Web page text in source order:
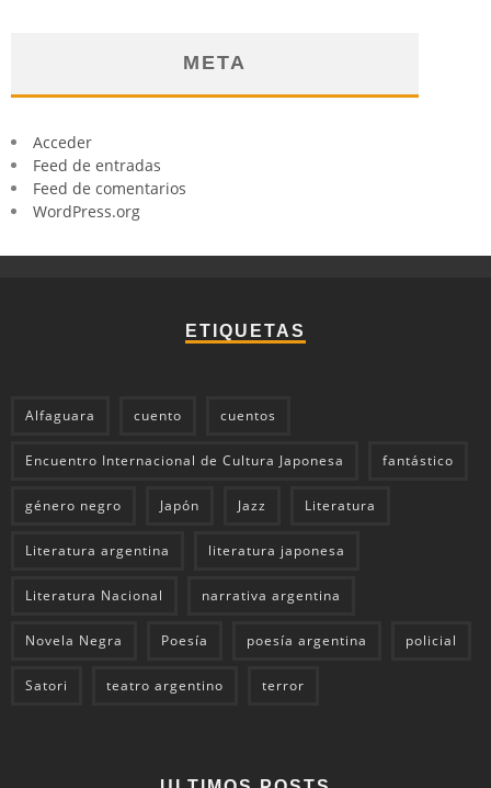
META
Acceder
Feed de entradas
Feed de comentarios
WordPress.org
ETIQUETAS
Alfaguara cuento cuentos
Encuentro Internacional de Cultura Japonesa fantástico
género negro Japón Jazz Literatura
Literatura argentina literatura japonesa
Literatura Nacional narrativa argentina
Novela Negra Poesía poesía argentina policial
Satori teatro argentino terror